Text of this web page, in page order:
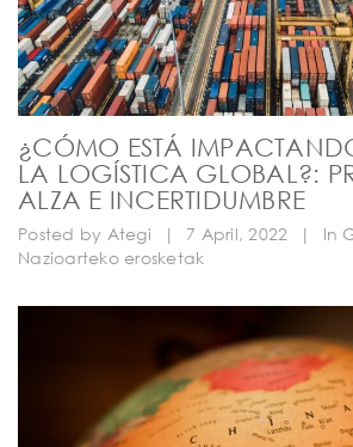
¿CÓMO ESTÁ
LA LOGÍSTICA GLOBAL?:
ALZA E INCERTIDUMBRE
Posted by Ategi | 7 April, 2022 | In
Nazioarteko erosketak